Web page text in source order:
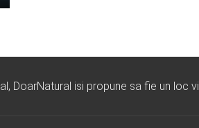
DoarNatural isi propune sa fie un loc